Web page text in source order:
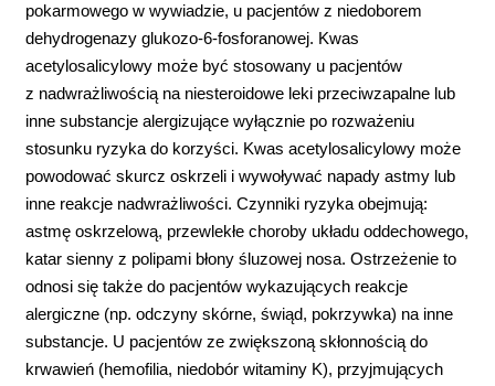
pokarmowego w wywiadzie, u pacjentów z niedoborem
dehydrogenazy glukozo-6-fosforanowej. Kwas
acetylosalicylowy może być stosowany u pacjentów
z nadwrażliwością na niesteroidowe leki przeciwzapalne lub
inne substancje alergizujące wyłącznie po rozważeniu
stosunku ryzyka do korzyści. Kwas acetylosalicylowy może
powodować skurcz oskrzeli i wywoływać napady astmy lub
inne reakcje nadwrażliwości. Czynniki ryzyka obejmują:
astmę oskrzelową, przewlekłe choroby układu oddechowego,
katar sienny z polipami błony śluzowej nosa. Ostrzeżenie to
odnosi się także do pacjentów wykazujących reakcje
alergiczne (np. odczyny skórne, świąd, pokrzywka) na inne
substancje. U pacjentów ze zwiększoną skłonnością do
krwawień (hemofilia, niedobór witaminy K), przyjmujących